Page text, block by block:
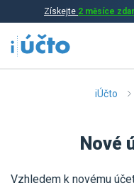
Získejte 2 měsíce
iÚčto
Nové
Vzhledem k novému